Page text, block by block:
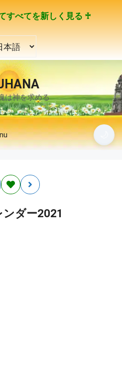
すべてを新しく見る ♰
は神を求める
ダー2021